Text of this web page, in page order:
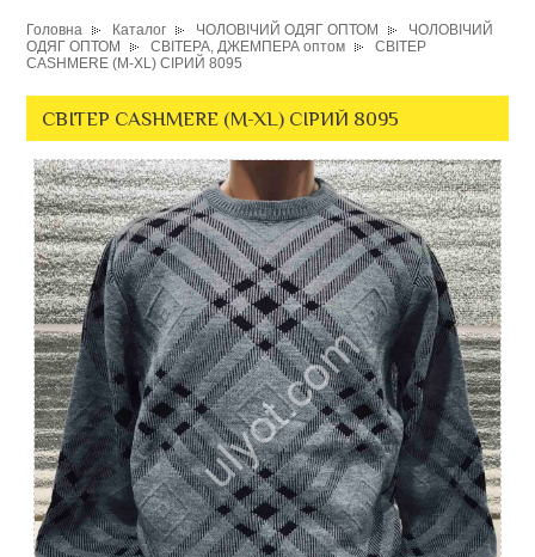
Головна Каталог ЧОЛОВІЧИЙ ОДЯГ ОПТОМ
ЧОЛОВІЧИЙ
ОДЯГ ОПТОМ
СВІТЕРА, ДЖЕМПЕРА оптом
СВІТЕР
CASHMERE (M-XL) СІРИЙ 8095
СВІТЕР CASHMERE (M-XL) СІРИЙ 8095